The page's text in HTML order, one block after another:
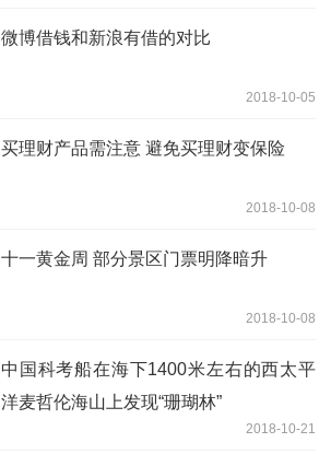
微博借钱和新浪有借的对比
2018-10-05
买理财产品需注意 避免买理财变保险
2018-10-08
十一黄金周 部分景区门票明降暗升
2018-10-08
中国科考船在海下1400米左右的西太平
洋麦哲伦海山上发现“珊瑚林”
2018-10-21